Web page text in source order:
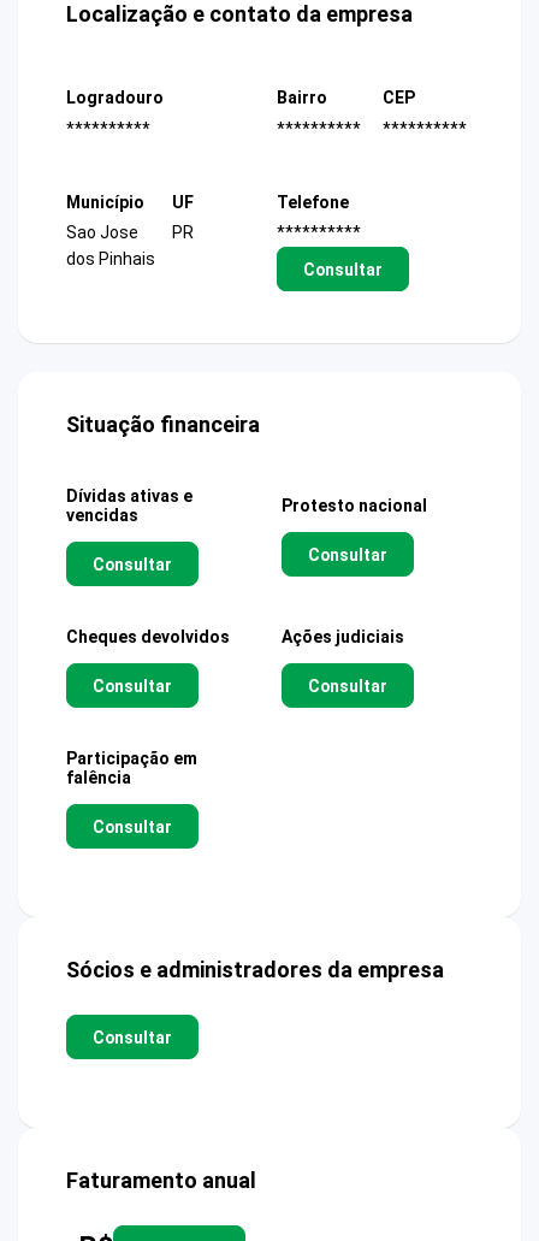
Localização e contato da empresa
Logradouro
**********
Bairro
**********
CEP
**********
Município
Sao Jose
dos Pinhais
UF
PR
Telefone
**********
Consultar
Situação financeira
Dívidas ativas e
vencidas
Consultar
Protesto nacional
Consultar
Cheques devolvidos
Consultar
Ações judiciais
Consultar
Participação em
falência
Consultar
Sócios e administradores da empresa
Consultar
Faturamento anual